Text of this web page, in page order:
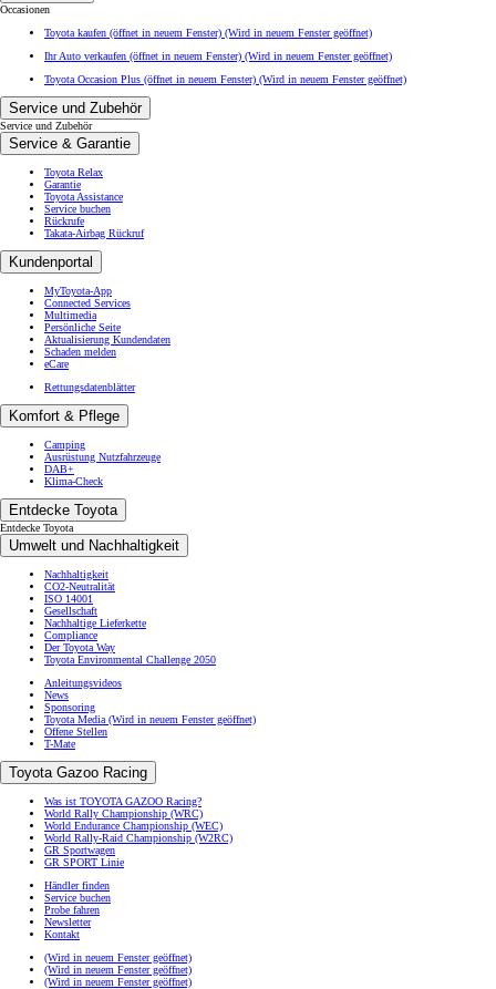
Occasionen
Toyota kaufen (öffnet in neuem Fenster) (Wird in neuem Fenster geöffnet)
Ihr Auto verkaufen (öffnet in neuem Fenster) (Wird in neuem Fenster geöffnet)
Toyota Occasion Plus (öffnet in neuem Fenster) (Wird in neuem Fenster geöffnet)
Service und Zubehör
Service und Zubehör
Service & Garantie
Toyota Relax
Garantie
Toyota Assistance
Service buchen
Rückrufe
Takata-Airbag Rückruf
Kundenportal
MyToyota-App
Connected Services
Multimedia
Persönliche Seite
Aktualisierung Kundendaten
Schaden melden
eCare
Rettungsdatenblätter
Komfort & Pflege
Camping
Ausrüstung Nutzfahrzeuge
DAB+
Klima-Check
Entdecke Toyota
Entdecke Toyota
Umwelt und Nachhaltigkeit
Nachhaltigkeit
CO2-Neutralität
ISO 14001
Gesellschaft
Nachhaltige Lieferkette
Compliance
Der Toyota Way
Toyota Environmental Challenge 2050
Anleitungsvideos
News
Sponsoring
Toyota Media (Wird in neuem Fenster geöffnet)
Offene Stellen
T-Mate
Toyota Gazoo Racing
Was ist TOYOTA GAZOO Racing?
World Rally Championship (WRC)
World Endurance Championship (WEC)
World Rally-Raid Championship (W2RC)
GR Sportwagen
GR SPORT Linie
Händler finden
Service buchen
Probe fahren
Newsletter
Kontakt
(Wird in neuem Fenster geöffnet)
(Wird in neuem Fenster geöffnet)
(Wird in neuem Fenster geöffnet)